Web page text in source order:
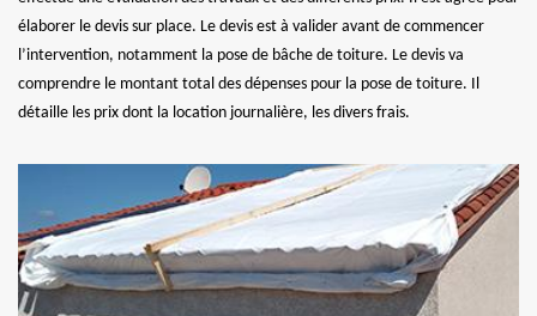
élaborer le devis sur place. Le devis est à valider avant de commencer
l’intervention, notamment la pose de bâche de toiture. Le devis va
comprendre le montant total des dépenses pour la pose de toiture. Il
détaille les prix dont la location journalière, les divers frais.